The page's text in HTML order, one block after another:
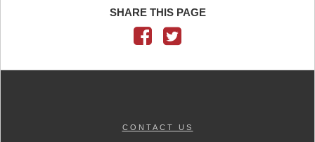
SHARE THIS PAGE
CONTACT US